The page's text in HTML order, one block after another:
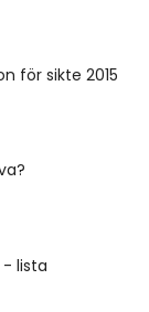
för sikte 2015
lista